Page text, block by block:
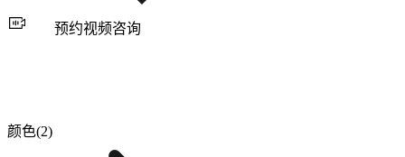
预约视频咨询
颜色(2)